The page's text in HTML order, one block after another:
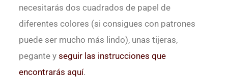
necesitarás dos cuadrados de papel de
diferentes colores (si consigues con patrones
puede ser mucho más lindo), unas tijeras,
pegante y seguir las instrucciones que
encontrarás aquí.